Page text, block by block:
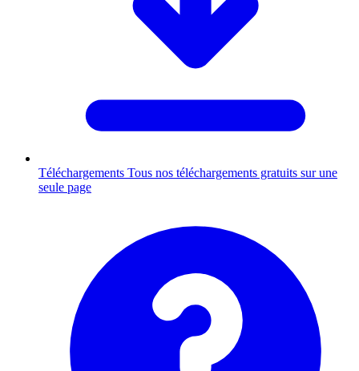
Téléchargements Tous nos téléchargements gratuits sur une
seule page